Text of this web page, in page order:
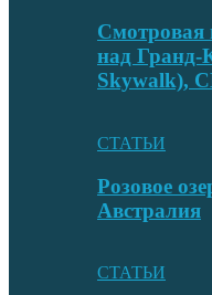
Смотровая
над Гранд-
Skywalk),
СТАТЬИ
Розовое
Австралия
СТАТЬИ